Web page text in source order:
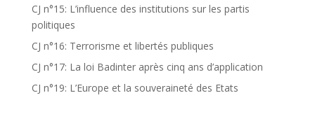
CJ n°15: L’influence des institutions sur les partis
politiques
CJ n°16: Terrorisme et libertés publiques
CJ n°17: La loi Badinter après cinq ans d’application
CJ n°19: L’Europe et la souveraineté des Etats